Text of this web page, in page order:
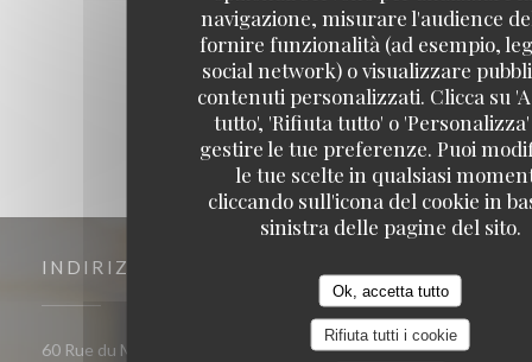
navigazione, misurare l'audience
fornire funzionalità (ad esempio,
social network) o visualizzare
contenuti personalizzati. Clicca su
tutto', 'Rifiuta tutto' o
gestire le tue preferenze. Puoi
le tue scelte in qualsiasi
cliccando sull'icona del cookie in
sinistra delle pagine del sito.
Ok, accetta tutto
Rifiuta tutti i cookie
1 2 3
INDIRIZZO
60 Rue du Marechal Foch 59120 Loos((apre una nuova finestra))